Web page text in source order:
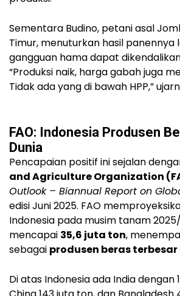
Sementara Budino, petani asal
Timur, menuturkan hasil panennya
gangguan hama dapat
“Produksi naik, harga gabah juga
Tidak ada yang di bawah HPP,”
FAO: Indonesia Produsen
Dunia
Pencapaian positif ini sejalan
and Agriculture Organization
Outlook – Biannual Report on
edisi Juni 2025. FAO
Indonesia pada musim tanam
mencapai 35,6 juta ton,
sebagai produsen beras
Di atas Indonesia ada India dengan